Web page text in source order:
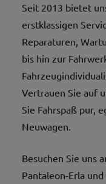
Seit 2013 bietet
erstklassigen
Reparaturen,
bis hin zur
Vertrauen Sie auf
Sie Fahrspaß pur,
Neuwagen.
Besuchen Sie uns
Pantaleon-Erla